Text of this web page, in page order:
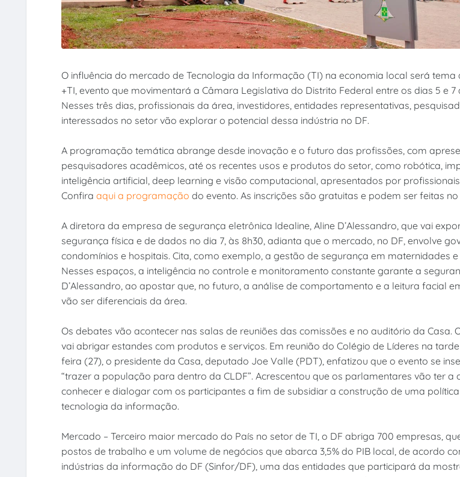
O influência do mercado de Tecnologia da Informação (TI) na economia local será tema
+TI, evento que movimentará a Câmara Legislativa do Distrito Federal entre os dias 5 e 7
Nesses três dias, profissionais da área, investidores, entidades representativas,
interessados no setor vão explorar o potencial dessa indústria no DF.
A programação temática abrange desde inovação e o futuro das profissões, com
pesquisadores acadêmicos, até os recentes usos e produtos do setor, como robótica,
inteligência artificial, deep learning e visão computacional, apresentados por
Confira aqui a programação do evento. As inscrições são gratuitas e podem ser feitas
A diretora da empresa de segurança eletrônica Idealine, Aline D’Alessandro, que vai
segurança física e de dados no dia 7, às 8h30, adianta que o mercado, no DF, envolve
condomínios e hospitais. Cita, como exemplo, a gestão de segurança em maternidades e
Nesses espaços, a inteligência no controle e monitoramento constante garante a
D’Alessandro, ao apostar que, no futuro, a análise de comportamento e a leitura facial
vão ser diferenciais da área.
Os debates vão acontecer nas salas de reuniões das comissões e no auditório da Casa.
vai abrigar estandes com produtos e serviços. Em reunião do Colégio de Líderes na
feira (27), o presidente da Casa, deputado Joe Valle (PDT), enfatizou que o evento se
“trazer a população para dentro da CLDF”. Acrescentou que os parlamentares vão ter a
conhecer e dialogar com os participantes a fim de subsidiar a construção de uma
tecnologia da informação.
Mercado – Terceiro maior mercado do País no setor de TI, o DF abriga 700 empresas,
postos de trabalho e um volume de negócios que abarca 3,5% do PIB local, de acordo
indústrias da informação do DF (Sinfor/DF), uma das entidades que participará da